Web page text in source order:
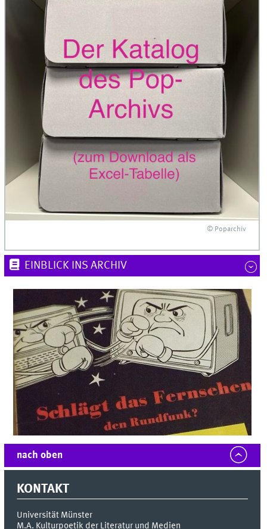
© Poparchiv
EINBLICK INS ARCHIV
nach oben
KONTAKT
Universität Münster
M.A. Kulturpoetik der Literatur und Medien